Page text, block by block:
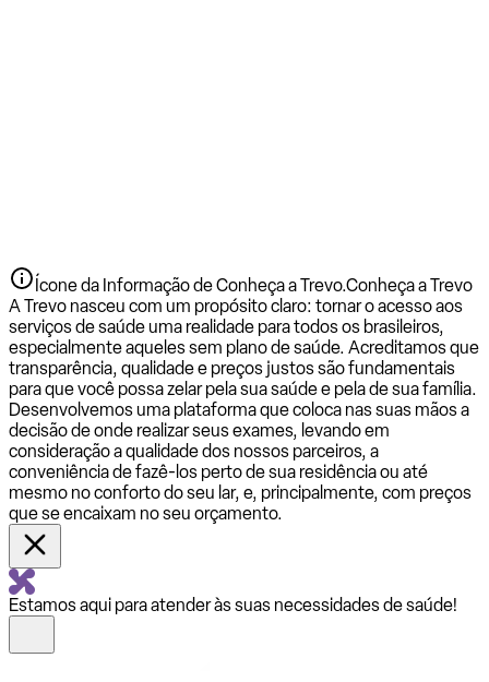
Ícone da Informação de Conheça a Trevo.Conheça a Trevo
A Trevo nasceu com um propósito claro: tornar o acesso aos
serviços de saúde uma realidade para todos os brasileiros,
especialmente aqueles sem plano de saúde. Acreditamos que
transparência, qualidade e preços justos são fundamentais
para que você possa zelar pela sua saúde e pela de sua família.
Desenvolvemos uma plataforma que coloca nas suas mãos a
decisão de onde realizar seus exames, levando em
consideração a qualidade dos nossos parceiros, a
conveniência de fazê-los perto de sua residência ou até
mesmo no conforto do seu lar, e, principalmente, com preços
que se encaixam no seu orçamento.
Estamos aqui para atender às suas necessidades de saúde!